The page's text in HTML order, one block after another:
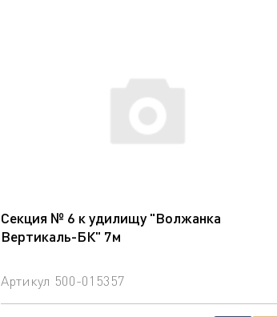
Секция № 6 к удилищу "Волжанка
Вертикаль-БК" 7м
Артикул 500-015357